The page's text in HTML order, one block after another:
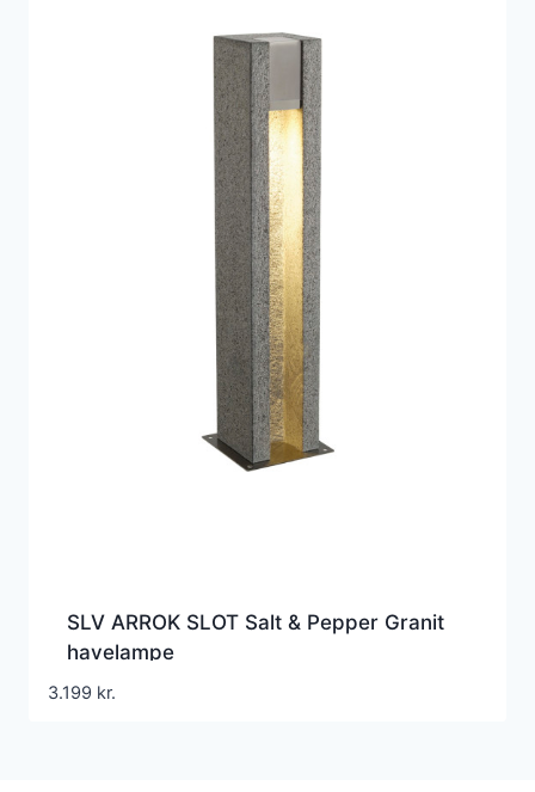
SLV ARROK SLOT Salt & Pepper Granit
havelampe
3.199 kr.